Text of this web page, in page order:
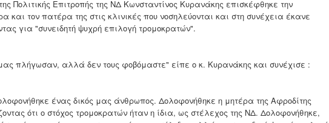
Πολιτικής Επιτροπής της ΝΔ Κωνσταντίνος Κυρανάκης επισκέφθηκε την
και τον πατέρα της στις κλινικές που νοσηλεύονται και στη συνέχεια έκανε
για "συνειδητή ψυχρή επιλογή τρομοκρατών".
πλήγωσαν, αλλά δεν τους φοβόμαστε" είπε ο κ. Κυρανάκης και συνέχισε :
ένας δικός μας άνθρωπος. Δολοφονήθηκε η μητέρα της Αφροδίτης
ότι ο στόχος τρομοκρατών ήταν η ίδια, ως στέλεχος της ΝΔ. Δολοφονήθηκε,